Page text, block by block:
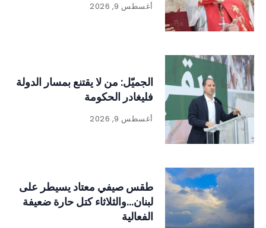
أغسطس 9, 2026
الجميّل: من لا يقتنع بمسار الدولة
فليغادر الحكومة
أغسطس 9, 2026
طقس صيفي معتاد يسيطر على
لبنان…والثلاثاء كتل حارة ضعيفة
الفعالية